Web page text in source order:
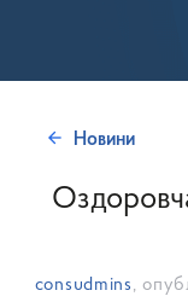
Новини
consudmins ,